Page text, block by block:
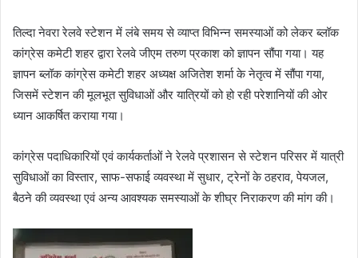
तिल्दा नेवरा रेलवे स्टेशन में लंबे समय से व्याप्त विभिन्न समस्याओं को लेकर ब्लॉक
कांग्रेस कमेटी शहर द्वारा रेलवे जीएम तरुण प्रकाश को ज्ञापन सौंपा गया। यह
ज्ञापन ब्लॉक कांग्रेस कमेटी शहर अध्यक्ष अजितेश शर्मा के नेतृत्व में सौंपा गया,
जिसमें स्टेशन की मूलभूत सुविधाओं और यात्रियों को हो रही परेशानियों की ओर
ध्यान आकर्षित कराया गया।
कांग्रेस पदाधिकारियों एवं कार्यकर्ताओं ने रेलवे प्रशासन से स्टेशन परिसर में यात्री
सुविधाओं का विस्तार, साफ-सफाई व्यवस्था में सुधार, ट्रेनों के ठहराव, पेयजल,
बैठने की व्यवस्था एवं अन्य आवश्यक समस्याओं के शीघ्र निराकरण की मांग की।